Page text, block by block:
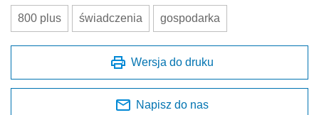
800 plus świadczenia gospodarka
Wersja do druku
Napisz do nas